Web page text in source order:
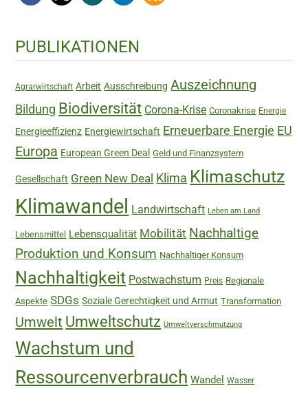
Haupt-
Sidebar
PUBLIKATIONEN
Agrarwirtschaft Arbeit Ausschreibung Auszeichnung
Bildung Biodiversität Corona-Krise Coronakrise Energie
Energieeffizienz Energiewirtschaft Erneuerbare Energie EU
Europa European Green Deal Geld und Finanzsystem
Gesellschaft Green New Deal Klima Klimaschutz
Klimawandel Landwirtschaft Leben am Land
Lebensmittel Lebensqualität Mobilität Nachhaltige
Produktion und Konsum Nachhaltiger Konsum
Nachhaltigkeit Postwachstum Preis Regionale
Aspekte SDGs Soziale Gerechtigkeit und Armut Transformation
Umwelt Umweltschutz Umweltverschmutzung
Wachstum und
Ressourcenverbrauch Wandel Wasser